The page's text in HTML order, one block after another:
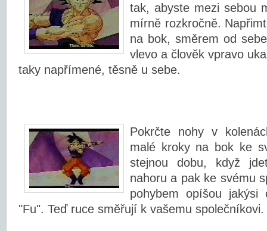
tak, abyste mezi sebou
mírně rozkročně.
na bok, směrem od
vlevo a člověk vpravo
taky napřímené, těsně u sebe.
Pokrčte nohy v
malé kroky na bok ke
stejnou dobu, když
nahoru a pak ke svému
pohybem opíšou jakýsi
"Fu". Teď ruce směřují k vašemu společníkovi.